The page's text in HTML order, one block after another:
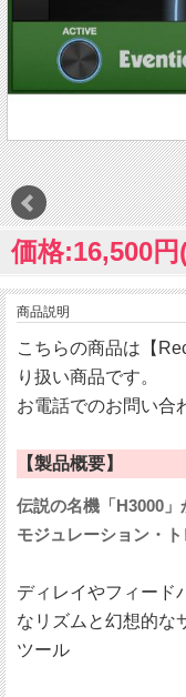
価格:16,500円
商品説明
こちらの商品は【
り扱い商品です。
お電話でのお問い合
【製品概要】
伝説の名機「H3000
モジュレーション・ト
ディレイやフィード
なリズムと幻想的な
ツール